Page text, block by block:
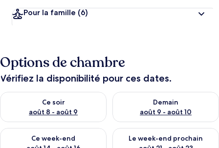
Pour la famille (6)
Options de chambre
Vérifiez la disponibilité pour ces dates.
Ce soir
août 8 - août 9
Vérifier la disponibilité pour ce soir août 8 - août 9
Demain
août 9 - août 10
Vérifier la disponibilité pour
Ce week-end
Vérifier la disponibilité pour ce week-end août 14 - août 16
Le week-end prochain
Vérifier la disponibilité pour